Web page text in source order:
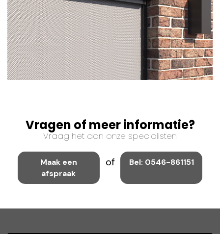
Vragen of meer informatie?
Vraag het aan onze specialisten
Maak een
afspraak
of Bel: 0546-861151